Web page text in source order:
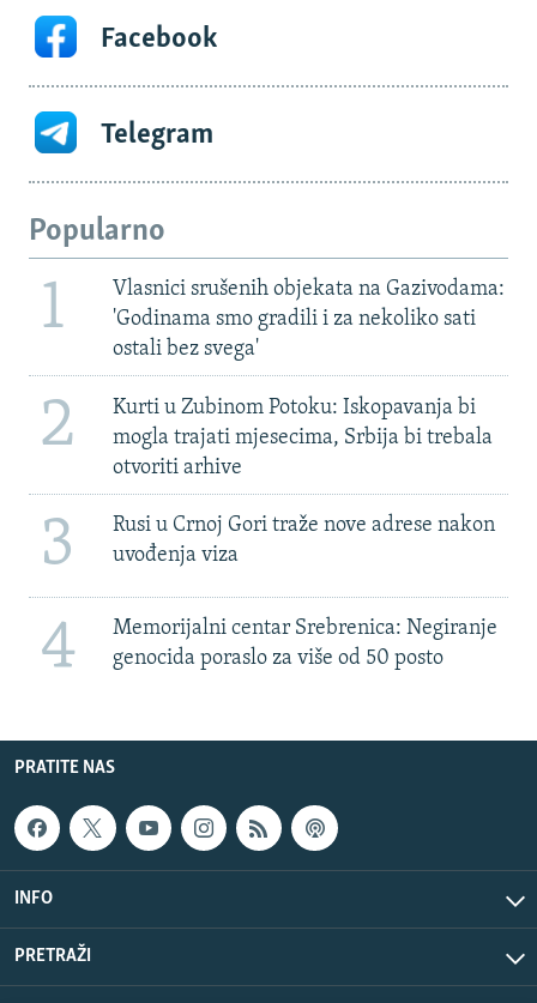
Facebook
Telegram
Popularno
1
Vlasnici srušenih objekata na Gazivodama:
'Godinama smo gradili i za nekoliko sati
ostali bez svega'
2
Kurti u Zubinom Potoku: Iskopavanja bi
mogla trajati mjesecima, Srbija bi trebala
otvoriti arhive
3
Rusi u Crnoj Gori traže nove adrese nakon
uvođenja viza
4
Memorijalni centar Srebrenica: Negiranje
genocida poraslo za više od 50 posto
PRATITE NAS
INFO
PRETRAŽI